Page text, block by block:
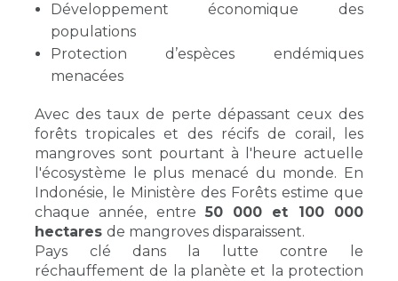
Développement économique des
populations
Protection d’espèces endémiques
menacées
Avec des taux de perte dépassant ceux des
forêts tropicales et des récifs de corail, les
mangroves sont pourtant à l'heure actuelle
l'écosystème le plus menacé du monde. En
Indonésie, le Ministère des Forêts estime que
chaque année, entre 50 000 et 100 000
hectaresde mangroves disparaissent.
Pays clé dans la lutte contre le
réchauffement de la planète et la protection